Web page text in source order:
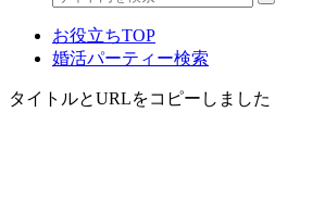
お役立ちTOP
婚活パーティー検索
タイトルとURLをコピーしました